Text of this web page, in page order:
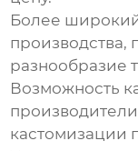
Более
разнообразие
Возможность
кастомизации